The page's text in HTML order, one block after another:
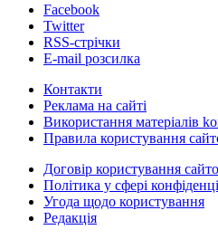
Facebook
Twitter
RSS-стрічки
E-mail розсилка
Контакти
Реклама на сайті
Використання матеріалів
Правила користування
Договір користування
Політика у сфері
Угода щодо користування
Редакція